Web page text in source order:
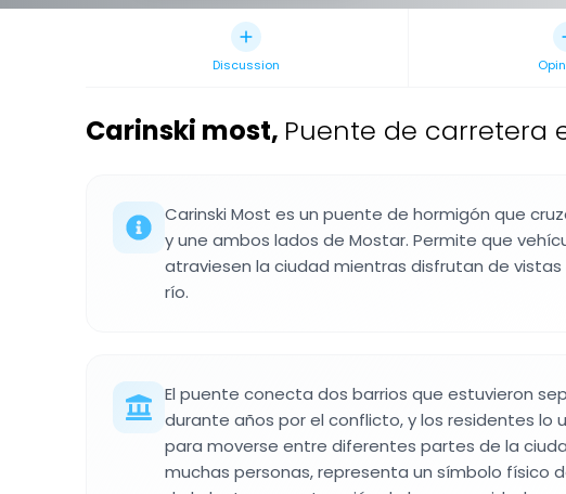
Discussion
Carinski most, Puente de carretera
Carinski Most es un puente de hormigón que
y une ambos lados de Mostar. Permite que
atraviesen la ciudad mientras disfrutan de vistas
río.
El puente conecta dos barrios que estuvieron
durante años por el conflicto, y los residentes lo
para moverse entre diferentes partes de la
muchas personas, representa un símbolo físico